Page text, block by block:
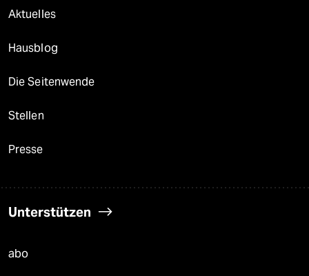
Aktuelles
Hausblog
Die Seitenwende
Stellen
Presse
Unterstützen
abo